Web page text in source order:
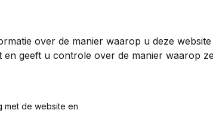
over de manier waarop u deze website
geeft u controle over de manier waarop ze
met de website en